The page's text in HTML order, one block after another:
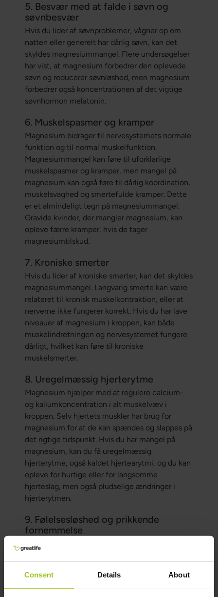
Consent Details About
5. Besvær med at falde i søvn og
søvnbesvær
Hvis du lider af søvnproblemer, vågner op om
natten eller generelt har dårlig søvn, kan det
skyldes magnesiummangel. Flere undersøgelser
har vist, at magnesium forbedrer den oplevede
søvn og reducerer søvnløshed, men magnesium
forbedrer også koncentrationen af ​​det vigtige
søvnhormon melatonin.
6. Muskelspasmer og kramper
Magnesium bidrager til nervesystemets normale
funktion og til normal muskelfunktion.
Magnesiummangel kan føre til uforklarlige
muskelspasmer og kramper, men mangel på
magnesium kan også føre til dårlig koordination,
muskelsvaghed og smertefulde kramper. Dette
er et almindeligt tegn på magnesiummangel.
Gravide kvinder, der mangler magnesium, kan
opleve færre kramper, hvis de tager
magnesiumtilskud.
7. Kroniske smerter
Hvis du lider af kroniske smerter, kan det skyldes
magnesiummangel. Langvarig smerte kan være
relateret til kronisk muskelkontraktion, eller at
nerverne ikke fungerer korrekt. Hvis du har lave
niveauer af magnesium i kroppen, kan både
muskelindretningen og nervesystemet fungere
dårligt, hvilket kan føre til kroniske
muskelsmerter.
8. Uregelmæssig hjerterytme
Magnesium hjælper med at regulere calcium-
og kaliumkoncentration i alt muskelvæv i
kroppen. Selv hjertets muskler har brug for
magnesium for at de kan spændes og slappes på
det rigtige tidspunkt. Hvis du har mangel på
magnesium, kan du få uregelmæssig
hjerterytme, også kaldet hjertearytmi, og du kan
opleve for hurtige eller for langsomme
hjerteslag, men også pludselige ændringer i
hjerterytmen.
9. Følelsesløshed og prikkende
fornemmelse
Hvis du oplever følelsesløshed og prikken i
magnesium er nødvendig for, at nervesignaler
sendes korrekt. Hvis følelsesløshed og prikken